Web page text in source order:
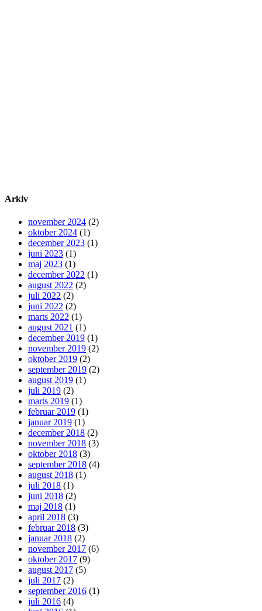
Arkiv
november 2024 (2)
oktober 2024 (1)
december 2023 (1)
juni 2023 (1)
maj 2023 (1)
december 2022 (1)
august 2022 (2)
juli 2022 (2)
juni 2022 (2)
marts 2022 (1)
august 2021 (1)
december 2019 (1)
november 2019 (2)
oktober 2019 (2)
september 2019 (2)
august 2019 (1)
juli 2019 (2)
marts 2019 (1)
februar 2019 (1)
januar 2019 (1)
december 2018 (2)
november 2018 (3)
oktober 2018 (3)
september 2018 (4)
august 2018 (1)
juli 2018 (1)
juni 2018 (2)
maj 2018 (1)
april 2018 (3)
februar 2018 (3)
januar 2018 (2)
november 2017 (6)
oktober 2017 (9)
august 2017 (5)
juli 2017 (2)
september 2016 (1)
juli 2016 (4)